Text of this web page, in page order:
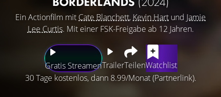
Ein Actionfilm mit Cate Blanchett, Kevin Hart und Jamie
Lee Curtis. Mit einer FSK-Freigabe ab 12 Jahren.
Gratis StreamenTrailerTeilenWatchlist
30 Tage kostenlos, dann 8.99/Monat (Partnerlink).